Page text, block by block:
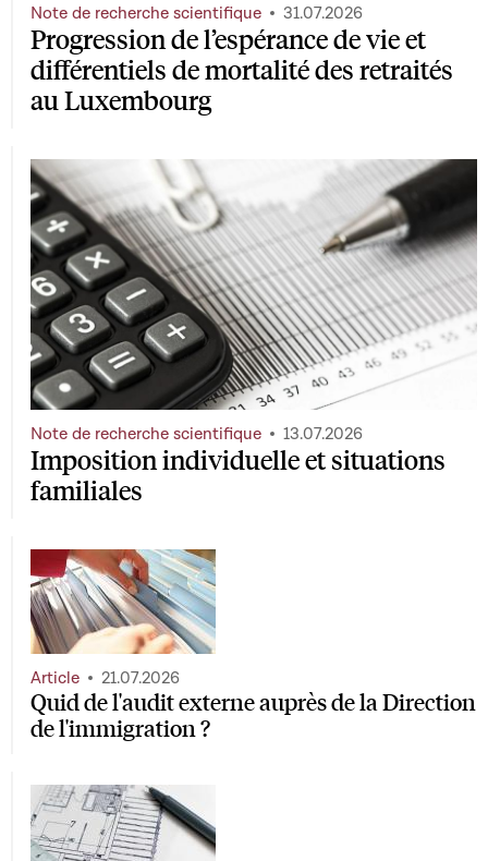
Progression de l’espérance de vie et
différentiels de mortalité des retraités
au Luxembourg
Note de recherche scientifique 31.07.2026
Imposition individuelle et situations
familiales
Note de recherche scientifique 13.07.2026
Quid de l'audit externe auprès de la Direction
de l'immigration ?
Article 21.07.2026